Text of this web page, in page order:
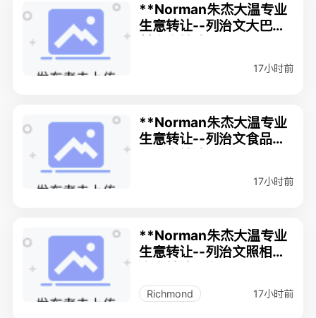
**Norman朱杰大温专业
生意转让--列治文大巴租
17小时前
**Norman朱杰大温专业
生意转让--列治文食品进
17小时前
**Norman朱杰大温专业
生意转让--列治文照相馆
Richmond 17小时前